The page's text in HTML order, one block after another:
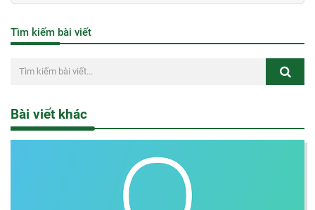
Tìm kiếm bài viết
Bài viết khác